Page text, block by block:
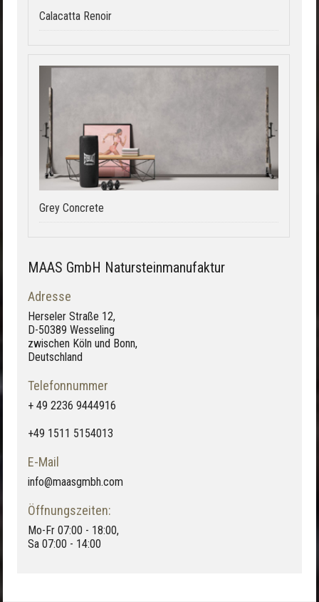
Calacatta Renoir
Grey Concrete
MAAS GmbH Natursteinmanufaktur
Adresse
Herseler Straße 12,
D-50389 Wesseling
zwischen Köln und Bonn,
Deutschland
Telefonnummer
+ 49 2236 9444916
+49 1511 5154013
E-Mail
info@maasgmbh.com
Öffnungszeiten:
Mo-Fr 07:00 - 18:00,
Sa 07:00 - 14:00